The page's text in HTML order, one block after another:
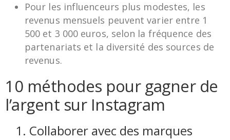
Pour les influenceurs plus modestes, les
revenus mensuels peuvent varier entre 1
500 et 3 000 euros, selon la fréquence des
partenariats et la diversité des sources de
revenus.
10 méthodes pour gagner de
l’argent sur Instagram
1. Collaborer avec des marques